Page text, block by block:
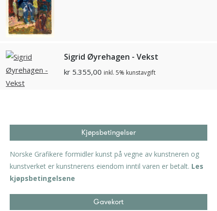
Sigrid Øyrehagen - Vekst
kr 5.355,00 inkl. 5% kunstavgift
Kjøpsbetingelser
Norske Grafikere formidler kunst på vegne av kunstneren og
kunstverket er kunstnerens eiendom inntil varen er betalt. Les
kjøpsbetingelsene
Gavekort